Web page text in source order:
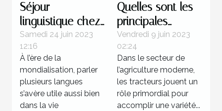
Séjour
linguistique chez
un professeur : 4
bonnes raisons
d’opter pour ce
programme
Samedi 24 juin 2023
12:16
À l’ère de la
mondialisation, parler
plusieurs langues
s’avère utile aussi bien
dans la vie
Quelles sont les
principales
marques de
tracteurs
agricoles
disponibles sur le
marché ?
Vendredi 9 juin 2023
02:24
Dans le secteur de
l’agriculture moderne,
les tracteurs jouent un
rôle primordial pour
accomplir une variété...